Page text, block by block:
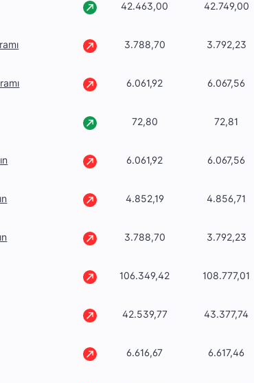
42.463,00 42.749,00
3.788,70 3.792,23
6.061,92 6.067,56
72,80 72,81
6.061,92 6.067,56
4.852,19 4.856,71
3.788,70 3.792,23
106.349,42 108.777,01
42.539,77 43.377,74
6.616,67 6.617,46